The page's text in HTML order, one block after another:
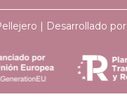
| Desarrollado por